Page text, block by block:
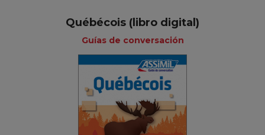
Québécois (libro digital)
Guías de conversación